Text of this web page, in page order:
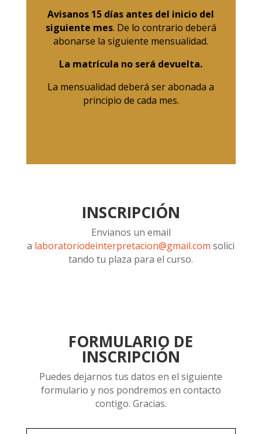
Avisanos 15 días antes del inicio del
siguiente mes. De lo contrario deberá
abonarse la siguiente mensualidad.
La matrícula no será devuelta.
La mensualidad deberá ser abonada a
principio de cada mes.
INSCRIPCIÓN
Envianos un email
a laboratoriodeinterpretacion@gmail.com solici
tando tu plaza para el curso.
FORMULARIO DE
INSCRIPCIÓN
Puedes dejarnos tus datos en el siguiente
formulario y nos pondremos en contacto
contigo. Gracias.